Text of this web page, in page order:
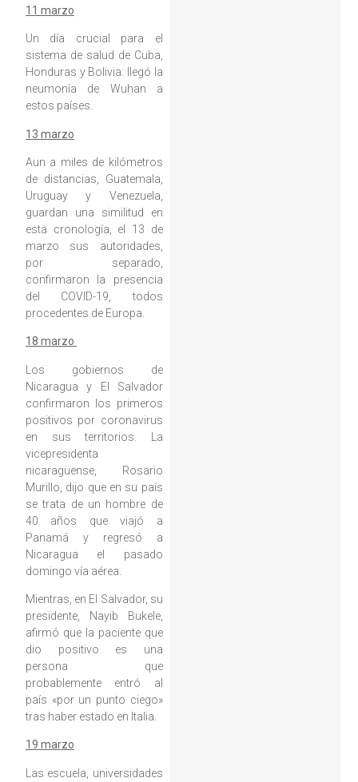
11 marzo
Un día crucial para el
sistema de salud de Cuba,
Honduras y Bolivia: llegó la
neumonía de Wuhan a
estos países.
13 marzo
Aun a miles de kilómetros
de distancias, Guatemala,
Uruguay y Venezuela,
guardan una similitud en
esta cronología, el 13 de
marzo sus autoridades,
por separado,
confirmaron la presencia
del COVID-19, todos
procedentes de Europa.
18 marzo
Los gobiernos de
Nicaragua y El Salvador
confirmaron los primeros
positivos por coronavirus
en sus territorios. La
vicepresidenta
nicaragüense, Rosario
Murillo, dijo que en su país
se trata de un hombre de
40 años que viajó a
Panamá y regresó a
Nicaragua el pasado
domingo vía aérea.
Mientras, en El Salvador, su
presidente, Nayib Bukele,
afirmó que la paciente que
dio positivo es una
persona que
probablemente entró al
país «por un punto ciego»
tras haber estado en Italia.
19 marzo
Las escuela, universidades